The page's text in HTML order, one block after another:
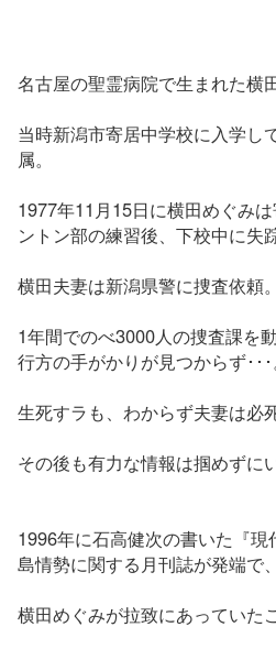
名古屋の聖霊病院で生まれた横
当時新潟市寄居中学校に入学し
属。
1977年11月15日に横田めぐみ
ントン部の練習後、下校中に失踪
横田夫妻は新潟県警に捜査依頼。
1年間でのべ3000人の捜査課を
行方の手がかりが見つからず･･･
生死すラも、わからず夫妻は必
その後も有力な情報は掴めずに
1996年に石高健次の書いた『
島情勢に関する月刊誌が発端で、
横田めぐみが拉致にあっていた